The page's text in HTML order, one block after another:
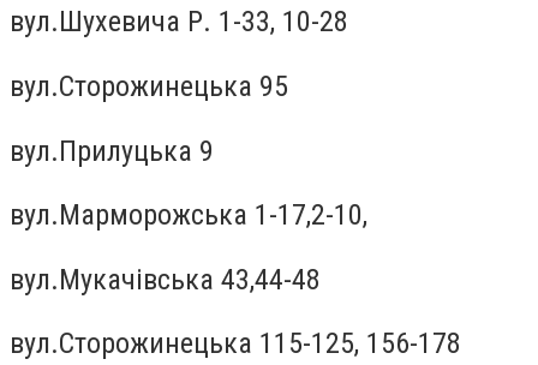
вул.Шухевича Р. 1-33, 10-28
вул.Сторожинецька 95
вул.Прилуцька 9
вул.Марморожська 1-17,2-10,
вул.Мукачiвська 43,44-48
вул.Сторожинецька 115-125, 156-178